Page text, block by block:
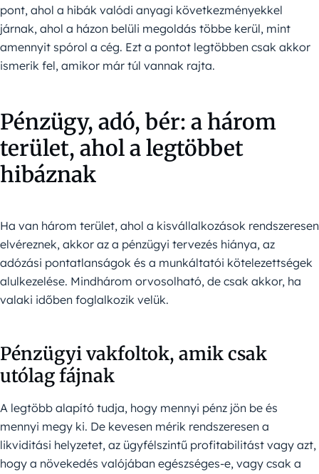
pont, ahol a hibák valódi anyagi következményekkel
járnak, ahol a házon belüli megoldás többe kerül, mint
amennyit spórol a cég. Ezt a pontot legtöbben csak akkor
ismerik fel, amikor már túl vannak rajta.
Pénzügy, adó, bér: a három
terület, ahol a legtöbbet
hibáznak
Ha van három terület, ahol a kisvállalkozások rendszeresen
elvéreznek, akkor az a pénzügyi tervezés hiánya, az
adózási pontatlanságok és a munkáltatói kötelezettségek
alulkezelése. Mindhárom orvosolható, de csak akkor, ha
valaki időben foglalkozik velük.
Pénzügyi vakfoltok, amik csak
utólag fájnak
A legtöbb alapító tudja, hogy mennyi pénz jön be és
mennyi megy ki. De kevesen mérik rendszeresen a
likviditási helyzetet, az ügyfélszintű profitabilitást vagy azt,
hogy a növekedés valójában egészséges-e, vagy csak a